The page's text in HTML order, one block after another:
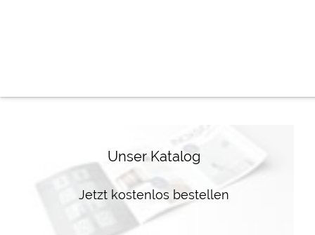
Unser Katalog
Jetzt kostenlos bestellen